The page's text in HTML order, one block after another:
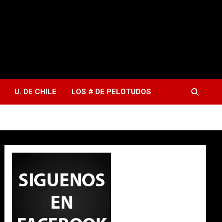
U. DE CHILE LOS # DE PELOTUDOS